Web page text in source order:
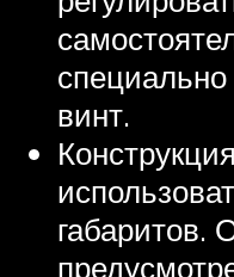
винт.
габаритов.